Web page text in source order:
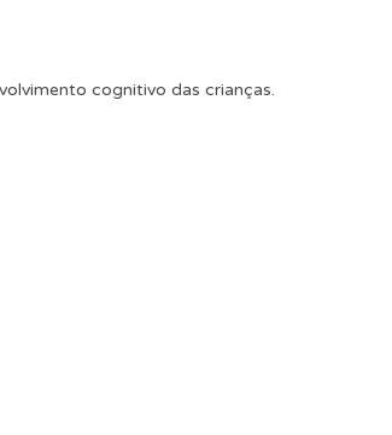
cognitivo das crianças.